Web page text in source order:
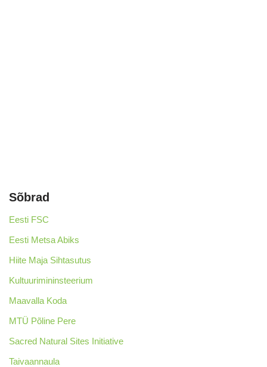
Sõbrad
Eesti FSC
Eesti Metsa Abiks
Hiite Maja Sihtasutus
Kultuurimininsteerium
Maavalla Koda
MTÜ Põline Pere
Sacred Natural Sites Initiative
Taivaannaula